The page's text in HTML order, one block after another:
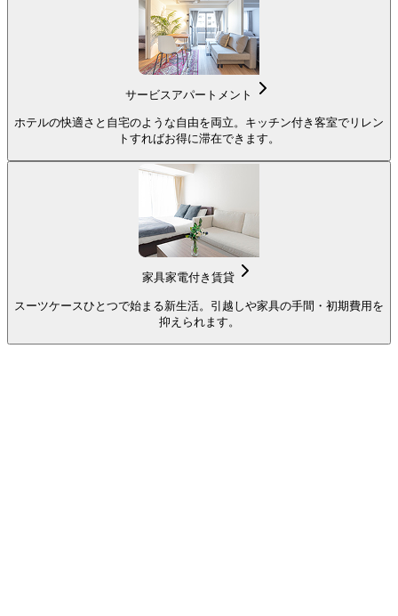
サービスアパートメント
ホテルの快適さと自宅のような自由を両立。キッチン付き客室でリレン
トすればお得に滞在できます。
家具家電付き賃貸
スーツケースひとつで始まる新生活。引越しや家具の手間・初期費用を
抑えられます。